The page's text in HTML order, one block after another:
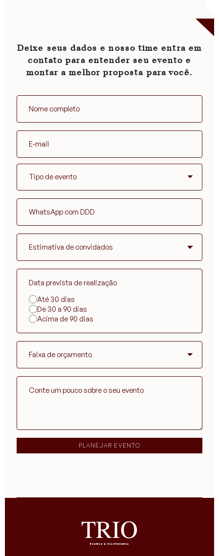
Deixe seus dados e nosso time entra em
contato para entender seu evento e
montar a melhor proposta para você.
Data prevista de realização
Até 30 dias
De 30 a 90 dias
Acima de 90 dias
PLANEJAR EVENTO
TRIO